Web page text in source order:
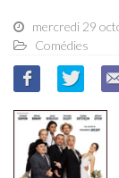
mercredi 29
Comédies